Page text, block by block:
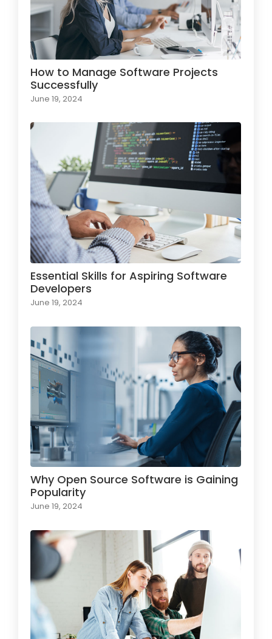
How to Manage Software Projects
Successfully
June 19, 2024
Essential Skills for Aspiring Software
Developers
June 19, 2024
Why Open Source Software is Gaining
Popularity
June 19, 2024